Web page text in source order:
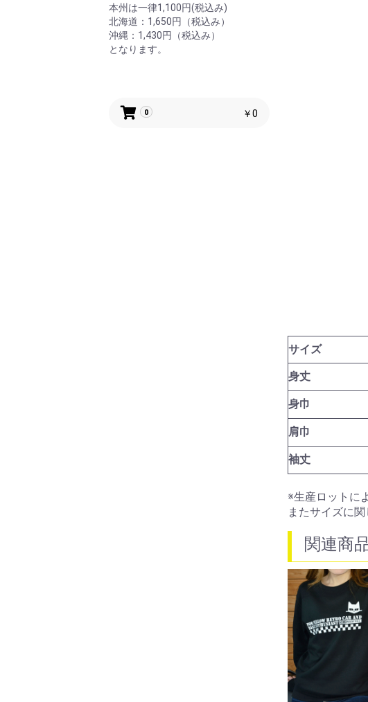
本州は一律1,100円(税込み)
北海道：1,650円（税込み）
沖縄：1,430円（税込み）
となります。
0 ￥0
サイズ
身丈
身巾
肩巾
袖丈
※生産ロットに
またサイズに
関連商